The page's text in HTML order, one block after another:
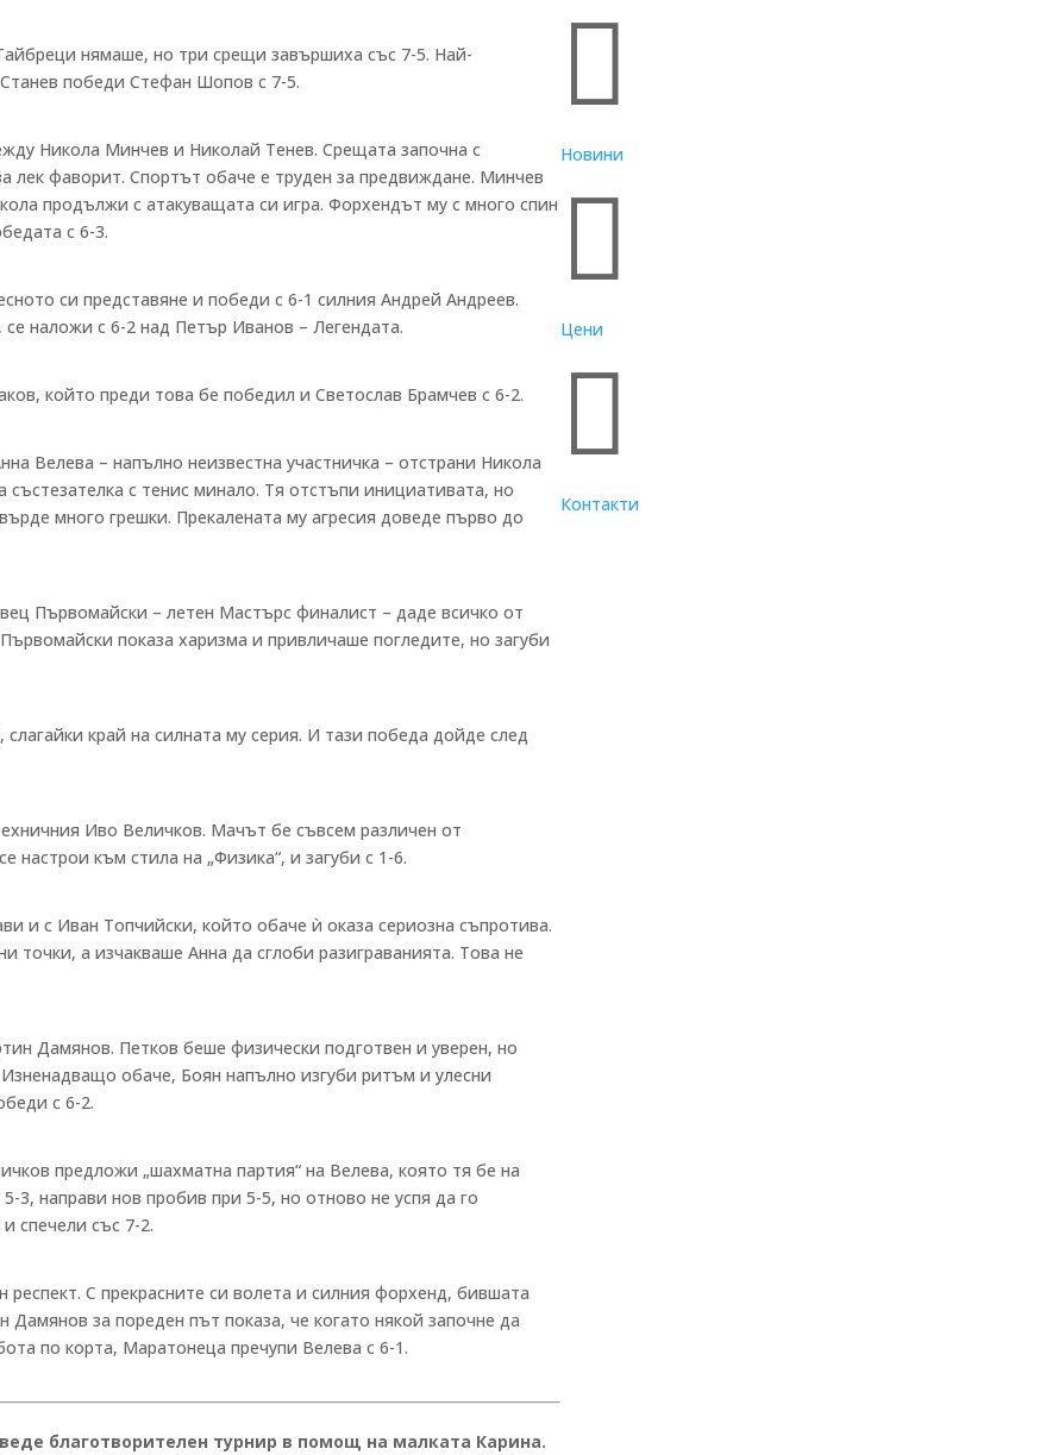
нямаше, но три срещи завършиха със 7-5. Най-
победи Стефан Шопов с 7-5.
Никола Минчев и Николай Тенев. Срещата започна с
лек фаворит. Спортът обаче е труден за предвиждане. Минчев
продължи с атакуващата си игра. Форхендът му с много спин
с 6-3.
си представяне и победи с 6-1 силния Андрей Андреев.
наложи с 6-2 над Петър Иванов – Легендата.
който преди това бе победил и Светослав Брамчев с 6-2.
Велева – напълно неизвестна участничка – отстрани Никола
с тенис минало. Тя отстъпи инициативата, но
много грешки. Прекалената му агресия доведе първо до
Първомайски – летен Мастърс финалист – даде всичко от
показа харизма и привличаше погледите, но загуби
край на силната му серия. И тази победа дойде след
Иво Величков. Мачът бе съвсем различен от
настрои към стила на „Физика“, и загуби с 1-6.
и с Иван Топчийски, който обаче ѝ оказа сериозна съпротива.
точки, а изчакваше Анна да сглоби разиграванията. Това не
Дамянов. Петков беше физически подготвен и уверен, но
обаче, Боян напълно изгуби ритъм и улесни
с 6-2.
предложи „шахматна партия“ на Велева, която тя бе на
3, направи нов пробив при 5-5, но отново не успя да го
спечели със 7-2.
С прекрасните си волета и силния форхенд, бившата
за пореден път показа, че когато някой започне да
по корта, Маратонеца пречупи Велева с 6-1.
благотворителен турнир в помощ на малката Карина.

Новини

Цени

Контакти